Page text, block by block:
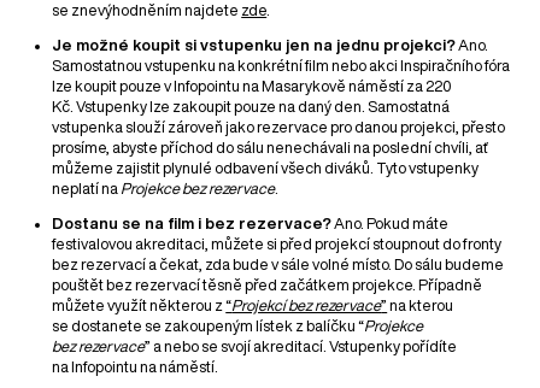
se znevýhodněním najdete zde
Je možné koupit si vstupenku jen na jednu projekci?Ano.
Samostatnou vstupenku na konkrétní film nebo akci Inspiračního fóra
lze koupit pouze v Infopointu na Masarykově náměstí za 220
Kč. Vstupenky lze zakoupit pouze na daný den. Samostatná
vstupenka slouží zároveň jako rezervace pro danou projekci, přesto
prosíme, abyste příchod do sálu nenechávali na poslední chvíli, ať
můžeme zajistit plynulé odbavení všech diváků. Tyto vstupenky
neplatí na Projekce bez rezervace.
Dostanu se na film i bez rezervace?Ano. Pokud máte
festivalovou akreditaci, můžete si před projekcí stoupnout do fronty
bez rezervací a čekat, zda bude v sále volné místo. Do sálu budeme
pouštět bez rezervací těsně před začátkem projekce. Případně
můžete využít některou z“Projekcí bez rezervace” na kterou
se dostanete se zakoupeným lístek z balíčku “Projekce
bez rezervace” a nebo se svojí akreditací. Vstupenky pořídíte
na Infopointu na náměstí.